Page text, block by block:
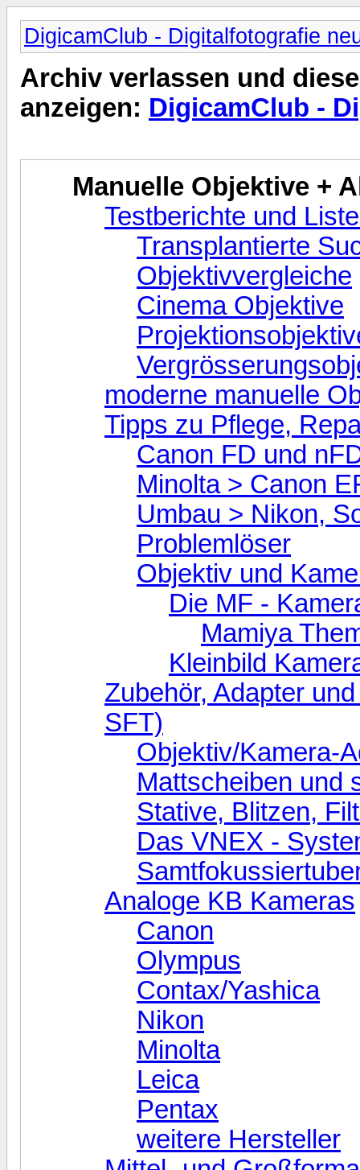
DigicamClub - Digitalfotografie
Archiv verlassen und
anzeigen: DigicamClub -
Manuelle Objektive +
Testberichte und
Transplantierte
Objektivvergleiche
Cinema Objektive
moderne manuelle
Tipps zu Pflege,
Canon FD und
Minolta > Canon
Umbau > Nikon,
Problemlöser
Objektiv und
Die MF -
Mamiya
Kleinbild
Zubehör, Adapter
SFT)
Objektiv/Kamera-
Mattscheiben und
Stative, Blitzen,
Das VNEX -
Analoge KB Kameras
Canon
Olympus
Contax/Yashica
Nikon
Minolta
Leica
Pentax
weitere Hersteller